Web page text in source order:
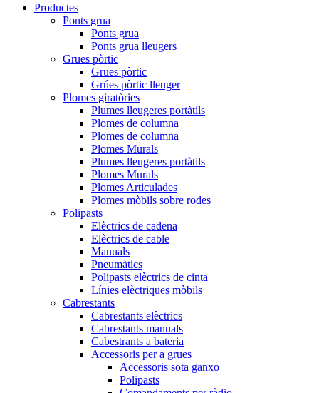
Productes
Ponts grua
Ponts grua
Ponts grua lleugers
Grues pòrtic
Grues pòrtic
Grúes pòrtic lleuger
Plomes giratòries
Plumes lleugeres portàtils
Plomes de columna
Plomes de columna
Plomes Murals
Plumes lleugeres portàtils
Plomes Murals
Plomes Articulades
Plomes mòbils sobre rodes
Polipasts
Elèctrics de cadena
Elèctrics de cable
Manuals
Pneumàtics
Polipasts elèctrics de cinta
Línies elèctriques mòbils
Cabrestants
Cabrestants elèctrics
Cabrestants manuals
Cabestrants a bateria
Accessoris per a grues
Accessoris sota ganxo
Polipasts